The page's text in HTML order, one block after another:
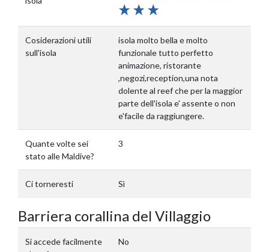
Cosiderazioni utili
sull'isola
isola molto bella e molto
funzionale tutto perfetto
animazione, ristorante
,negozi,reception,una nota
dolente al reef che per la maggior
parte dell'isola e' assente o non
e'facile da raggiungere.
Quante volte sei
stato alle Maldive?
3
Ci torneresti Sì
Barriera corallina del Villaggio
Si accede facilmente
No